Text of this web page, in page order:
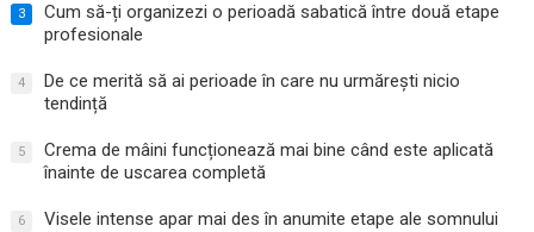
3
Cum să-ți organizezi o perioadă sabatică între două etape
profesionale
4
De ce merită să ai perioade în care nu urmărești nicio
tendință
5
Crema de mâini funcționează mai bine când este aplicată
înainte de uscarea completă
6 Visele intense apar mai des în anumite etape ale somnului